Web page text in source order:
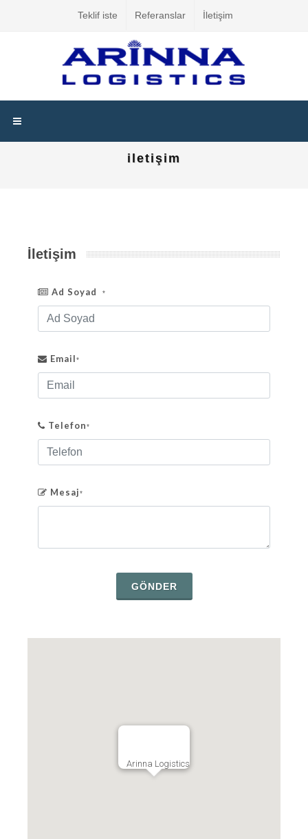
Teklif iste Referanslar İletişim
iletişim
İletişim
Ad Soyad *
Email*
Telefon*
Mesaj*
Arinna Logistics